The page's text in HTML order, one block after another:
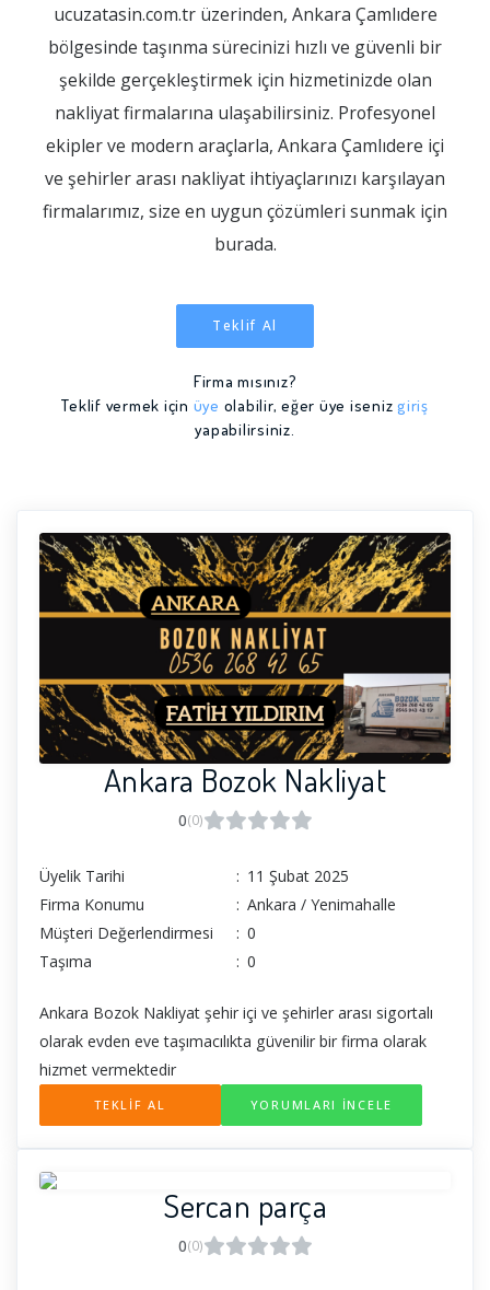
ucuzatasin.com.tr üzerinden, Ankara Çamlıdere
bölgesinde taşınma sürecinizi hızlı ve güvenli bir
şekilde gerçekleştirmek için hizmetinizde olan
nakliyat firmalarına ulaşabilirsiniz. Profesyonel
ekipler ve modern araçlarla, Ankara Çamlıdere içi
ve şehirler arası nakliyat ihtiyaçlarınızı karşılayan
firmalarımız, size en uygun çözümleri sunmak için
burada.
Teklif Al
Firma mısınız?
Teklif vermek için üye olabilir, eğer üye iseniz giriş
yapabilirsiniz.
Ankara Bozok Nakliyat
0(0)
Üyelik Tarihi : 11 Şubat 2025
Firma Konumu
: Ankara / Yenimahalle
Müşteri Değerlendirmesi
: 0
Taşıma
: 0
Ankara Bozok Nakliyat şehir içi ve şehirler arası sigortalı
olarak evden eve taşımacılıkta güvenilir bir firma olarak
hizmet vermektedir
TEKLİF AL YORUMLARI İNCELE
Sercan parça
0(0)